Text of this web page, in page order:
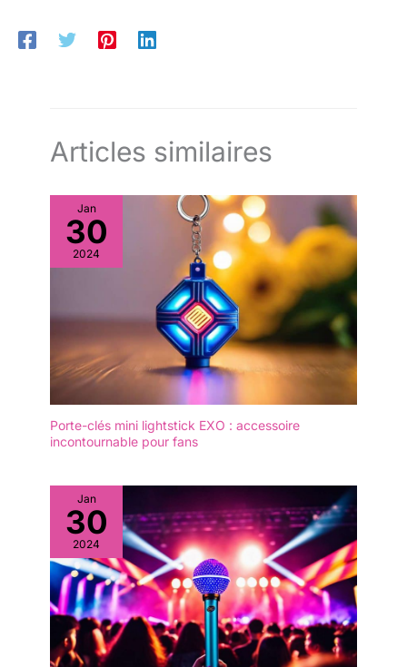
Articles similaires
Jan
30
2024
Porte-clés mini lightstick EXO : accessoire
incontournable pour fans
Jan
30
2024